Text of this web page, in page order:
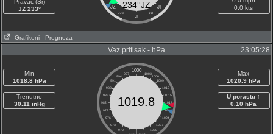
Pravac (Sr)
JZ 233°
JZ
JI
J
JJZ JJI
234°JZ
0.0 kts
Grafikoni - Prognoza
Vaz.pritisak - hPa 23:05:28
Min
1018.8 hPa
Trenutno
30.11 inHg
1000
991 1009
982 1018
973 1027
997 1003
994 1006
988
1012
985
1015
979
1021
976
1024
970
1030
1019.8
Max
1020.9 hPa
U porastu ↑
0.10 hPa